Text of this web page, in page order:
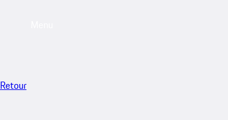
Retour